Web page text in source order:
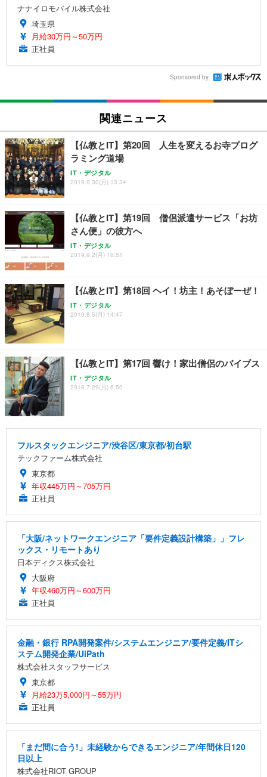
ナナイロモバイル株式会社
埼玉県
月給30万円～50万円
正社員
Sponsored by
関連ニュース
【仏教とIT】第20回 人生を変えるお寺プログ
ラミング道場
IT・デジタル
2019.9.30(月) 13:34
【仏教とIT】第19回 僧侶派遣サービス「お坊
さん便」の彼方へ
IT・デジタル
2019.9.2(月) 18:51
【仏教とIT】第18回 ヘイ！坊主！あそぼーぜ！
IT・デジタル
2019.8.5(月) 14:47
【仏教とIT】第17回 響け！家出僧侶のバイブス
IT・デジタル
2019.7.29(月) 6:50
フルスタックエンジニア/渋谷区/東京都/初台駅
テックファーム株式会社
東京都
年収445万円～705万円
正社員
「大阪/ネットワークエンジニア「要件定義設計構築」」フレ
ックス・リモートあり
日本ディクス株式会社
大阪府
年収460万円～600万円
正社員
金融・銀行 RPA開発案件/システムエンジニア/要件定義/ITシ
ステム開発企業/UiPath
株式会社スタッフサービス
東京都
月給23万5,000円～55万円
正社員
「まだ間に合う!」未経験からできるエンジニア/年間休日120
日以上
株式会社RIOT GROUP